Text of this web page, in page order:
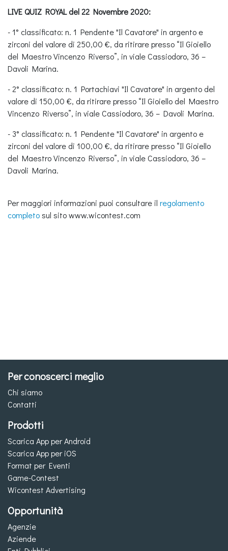
LIVE QUIZ ROYAL del 22 Novembre 2020:
- 1° classificato: n. 1 Pendente "Il Cavatore" in argento e
zirconi del valore di 250,00 €, da ritirare presso “Il Gioiello
del Maestro Vincenzo Riverso”, in viale Cassiodoro, 36 –
Davoli Marina.
- 2° classificato: n. 1 Portachiavi "Il Cavatore" in argento del
valore di 150,00 €, da ritirare presso “Il Gioiello del Maestro
Vincenzo Riverso”, in viale Cassiodoro, 36 – Davoli Marina.
- 3° classificato: n. 1 Pendente "Il Cavatore" in argento e
zirconi del valore di 100,00 €, da ritirare presso “Il Gioiello
del Maestro Vincenzo Riverso”, in viale Cassiodoro, 36 –
Davoli Marina.
Per maggiori informazioni puoi consultare il regolamento
completosul sito www.wicontest.com
Per conoscerci meglio
Chi siamo
Contatti
Prodotti
Scarica App per Android
Scarica App per iOS
Format per Eventi
Game-Contest
Wicontest Advertising
Opportunità
Agenzie
Aziende